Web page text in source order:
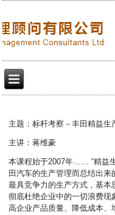
主题：标杆考察－丰田精益
主讲：蒋维豪
本课程始于2007年…… “精益
田汽车的生产管理而总结出来
最具竞争力的生产方式，基本
彻底杜绝企业中的一切浪费
高企业产品质量、降低成本、